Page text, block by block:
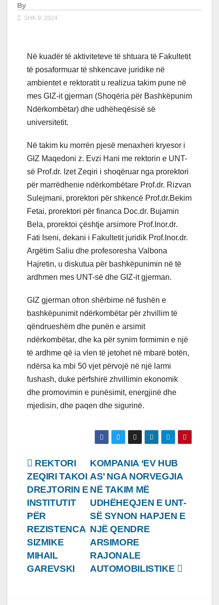
By
SHK 9, 2024
Në kuadër të aktiviteteve të shtuara të Fakultetit
të posaformuar të shkencave juridike në
ambientet e rektoratit u realizua takim pune në
mes GIZ-it gjerman (Shoqëria për Bashkëpunim
Ndërkombëtar) dhe udhëheqësisë së
universitetit.
Në takim ku morrën pjesë menaxheri kryesor i
GIZ Maqedoni z. Evzi Hani me rektorin e UNT-
së Prof.dr. Izet Zeqiri i shoqëruar nga prorektori
për marrëdhenie ndërkombëtare Prof.dr. Rizvan
Sulejmani, prorektori për shkencë Prof.dr.Bekim
Fetai, prorektori për financa Doc.dr. Bujamin
Bela, prorektoi çështje arsimore Prof.Inor.dr.
Fati Iseni, dekani i Fakultetit juridik Prof.Inor.dr.
Argëtim Saliu dhe profesoresha Valbona
Hajretin, u diskutua për bashkëpunimin në të
ardhmen mes UNT-së dhe GIZ-it gjerman.
GIZ gjerman ofron shërbime në fushën e
bashkëpunimit ndërkombëtar për zhvillim të
qëndrueshëm dhe punën e arsimit
ndërkombëtar, dhe ka për synim formimin e një
të ardhme që ia vlen të jetohet në mbarë botën,
ndërsa ka mbi 50 vjet përvojë në një larmi
fushash, duke përfshirë zhvillimin ekonomik
dhe promovimin e punësimit, energjinë dhe
mjedisin, dhe paqen dhe sigurinë.
Lëvizje
te
postimet
KOMPANIA ‘EV HUB
AS’ NGA NORVEGJIA
NË TAKIM MË
UDHËHEQJEN E UNT-
SË SYNON HAPJEN E
NJË QENDRE
ARSIMORE
RAJONALE
AUTOMOBILISTIKE
REKTORI
ZEQIRI TAKOI
DREJTORIN E
INSTITUTIT
PËR
REZISTENCA
SIZMIKE
MIHAIL
GAREVSKI